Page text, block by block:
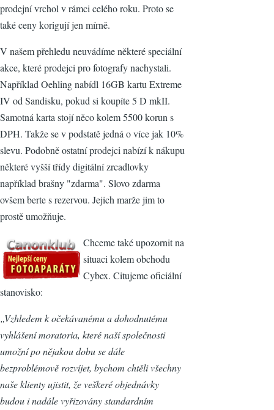
prodejní vrchol v rámci celého roku. Proto se
také ceny korigují jen mírně.
V našem přehledu neuvádíme některé speciální
akce, které prodejci pro fotografy nachystali.
Například Oehling nabídl 16GB kartu Extreme
IV od Sandisku, pokud si koupíte 5 D mkII.
Samotná karta stojí něco kolem 5500 korun s
DPH. Takže se v podstatě jedná o více jak 10%
slevu. Podobně ostatní prodejci nabízí k nákupu
některé vyšší třídy digitální zrcadlovky
například brašny "zdarma". Slovo zdarma
ovšem berte s rezervou. Jejich marže jim to
prostě umožňuje.
Chceme také upozornit na
situaci kolem obchodu
Cybex. Citujeme oficiální
stanovisko:
„Vzhledem k očekávanému a dohodnutému
vyhlášení moratoria, které naší společnosti
umožní po nějakou dobu se dále
bezproblémově rozvíjet, bychom chtěli všechny
naše klienty ujistit, že veškeré objednávky
budou i nadále vyřizovány standardním